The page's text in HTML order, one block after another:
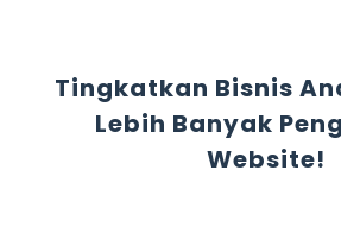
Tingkatkan Bisnis
Lebih Banyak
Website!